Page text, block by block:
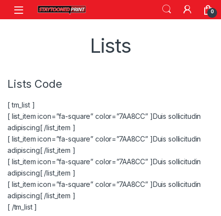
Skip to navigation
Skip to content
0
Lists
Lists Code
[ tm_list ]
[ list_item icon=”fa-square” color=”7AA8CC” ]Duis sollicitudin
adipiscing[ /list_item ]
[ list_item icon=”fa-square” color=”7AA8CC” ]Duis sollicitudin
adipiscing[ /list_item ]
[ list_item icon=”fa-square” color=”7AA8CC” ]Duis sollicitudin
adipiscing[ /list_item ]
[ list_item icon=”fa-square” color=”7AA8CC” ]Duis sollicitudin
adipiscing[ /list_item ]
[ /tm_list ]